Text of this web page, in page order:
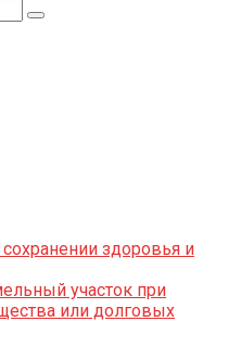
здоровья и
участок при
или долговых